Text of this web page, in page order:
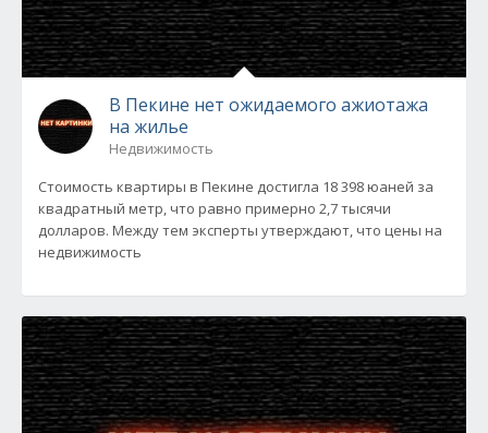
В Пекине нет ожидаемого ажиотажа
на жилье
Недвижимость
Стоимость квартиры в Пекине достигла 18 398 юаней за
квадратный метр, что равно примерно 2,7 тысячи
долларов. Между тем эксперты утверждают, что цены на
недвижимость